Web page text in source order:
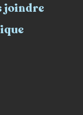
joindre